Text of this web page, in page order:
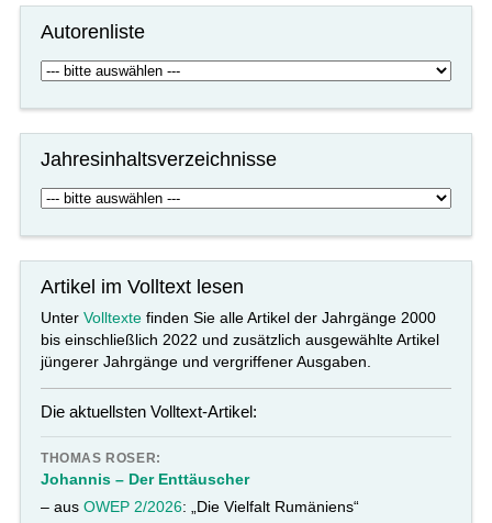
Autorenliste
Jahresinhaltsverzeichnisse
Artikel im Volltext lesen
UnterVolltexte finden Sie alle Artikel der Jahrgänge 2000
bis einschließlich 2022 und zusätzlich ausgewählte Artikel
jüngerer Jahrgänge und vergriffener Ausgaben.
Die aktuellsten Volltext-Artikel:
THOMAS ROSER:
Johannis – Der Enttäuscher
– ausOWEP 2/2026: „Die Vielfalt Rumäniens“